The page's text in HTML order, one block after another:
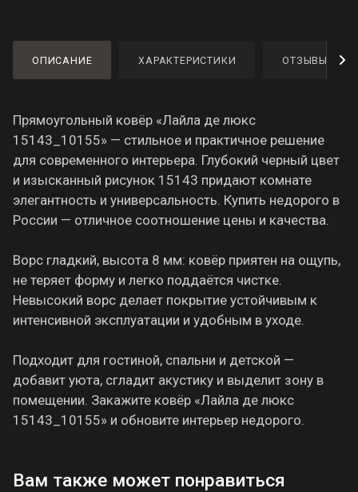
ОПИСАНИЕ ХАРАКТЕРИСТИКИ ОТЗЫВЫ
Прямоугольный ковёр «Лайла де люкс
15143_10155» — стильное и практичное решение
для современного интерьера. Глубокий черный цвет
и изысканный рисунок 15143 придают комнате
элегантность и универсальность. Купить недорого в
России — отличное соотношение цены и качества.
Ворс гладкий, высота 8 мм: ковёр приятен на ощупь,
не теряет форму и легко поддаётся чистке.
Невысокий ворс делает покрытие устойчивым к
интенсивной эксплуатации и удобным в уходе.
Подходит для гостиной, спальни и детской —
добавит уюта, сгладит акустику и выделит зону в
помещении. Закажите ковёр «Лайла де люкс
15143_10155» и обновите интерьер недорого.
Вам также может понравиться